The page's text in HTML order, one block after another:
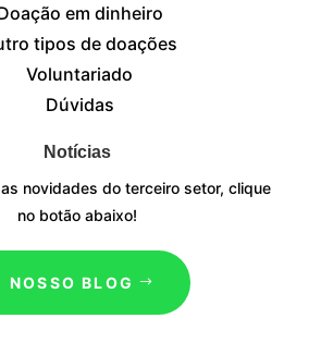
em dinheiro
tipos de doações
Voluntariado
Dúvidas
Notícias
novidades do terceiro setor, clique
no botão abaixo!
NOSSO BLOG